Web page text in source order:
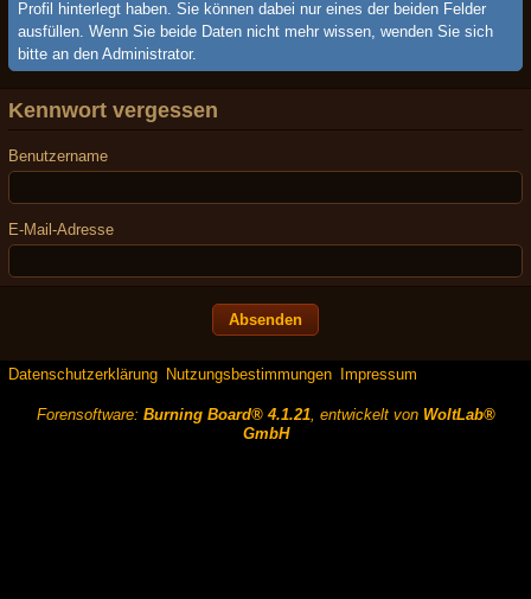
Profil hinterlegt haben. Sie können dabei nur eines der beiden Felder
ausfüllen. Wenn Sie beide Daten nicht mehr wissen, wenden Sie sich
bitte an den Administrator.
Kennwort vergessen
Benutzername
E-Mail-Adresse
Datenschutzerklärung Nutzungsbestimmungen Impressum
Forensoftware: Burning Board® 4.1.21, entwickelt von WoltLab®
GmbH